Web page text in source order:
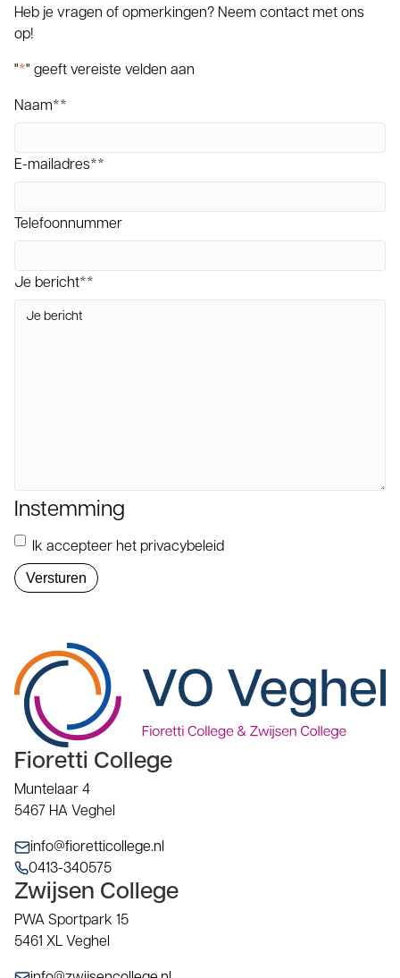
Fioretti College
Muntelaar 4
5467 HA Veghel
info@fioretticollege.nl
0413-340575
Zwijsen College
PWA Sportpark 15
5461 XL Veghel
Heb je vragen of opmerkingen? Neem contact met ons
op!
"*" geeft vereiste velden aan
Naam**
E-mailadres**
Telefoonnummer
Je bericht**
Instemming
Ik accepteer het privacybeleid